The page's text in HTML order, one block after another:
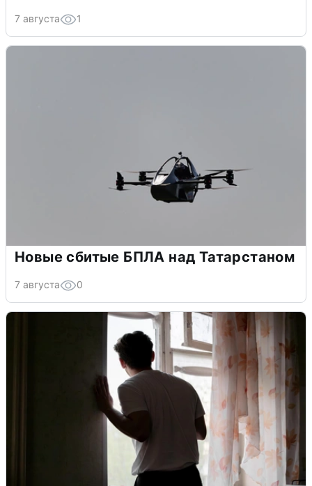
7 августа 1
Новые сбитые БПЛА над Татарстаном
7 августа 0